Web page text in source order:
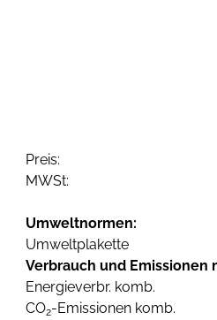
Preis:
MWSt:
Umweltnormen:
Umweltplakette
Verbrauch und Emissionen
Energieverbr. komb.
CO2-Emissionen komb.